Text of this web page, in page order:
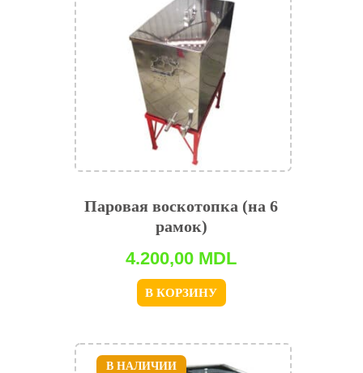
Паровая воскотопка (на 6
рамок)
4.200,00 MDL
В КОРЗИНУ
В НАЛИЧИИ